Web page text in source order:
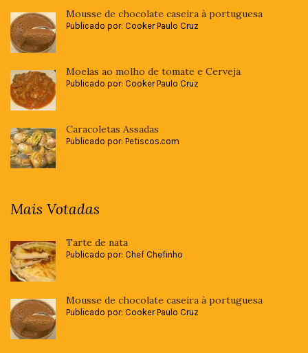
Mousse de chocolate caseira à portuguesa
Publicado por: Cooker Paulo Cruz
Moelas ao molho de tomate e Cerveja
Publicado por: Cooker Paulo Cruz
Caracoletas Assadas
Publicado por: Petiscos.com
Mais Votadas
Tarte de nata
Publicado por: Chef Chefinho
Mousse de chocolate caseira à portuguesa
Publicado por: Cooker Paulo Cruz